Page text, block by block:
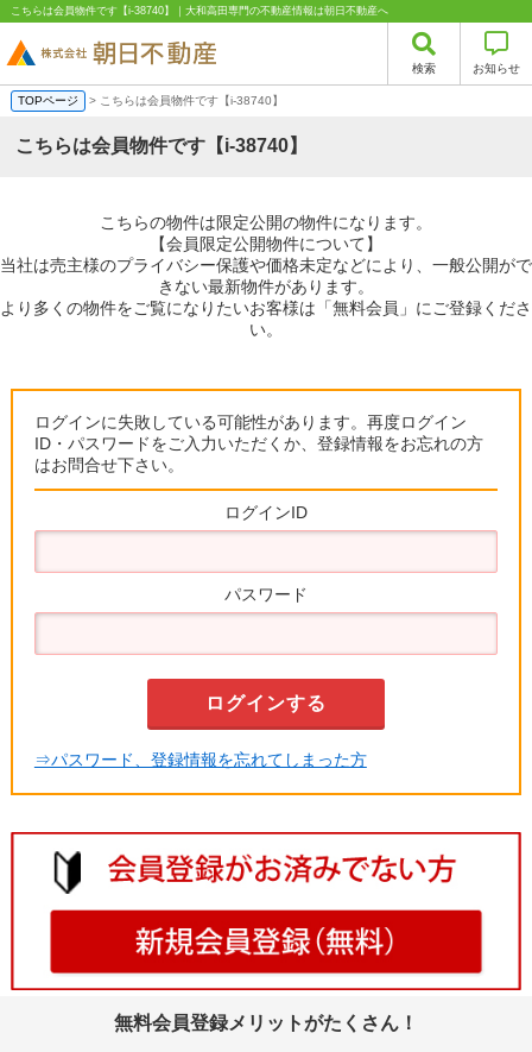
こちらは会員物件です【i-38740】｜大和高田専門の不動産情報は朝日不動産へ
検索 お知らせ
TOPページ > こちらは会員物件です【i-38740】
こちらは会員物件です【i-38740】
こちらの物件は限定公開の物件になります。
【会員限定公開物件について】
当社は売主様のプライバシー保護や価格未定などにより、一般公開がで
きない最新物件があります。
より多くの物件をご覧になりたいお客様は「無料会員」にご登録くださ
い。
ログインに失敗している可能性があります。再度ログイン
ID・パスワードをご入力いただくか、登録情報をお忘れの方
はお問合せ下さい。
ログインID
パスワード
⇒パスワード、登録情報を忘れてしまった方
無料会員登録メリットがたくさん！